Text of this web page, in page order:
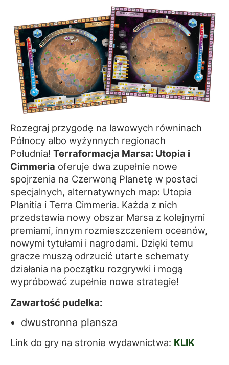
Rozegraj przygodę na lawowych równinach
Północy albo wyżynnych regionach
Południa! Terraformacja Marsa: Utopia i
Cimmeria oferuje dwa zupełnie nowe
spojrzenia na Czerwoną Planetę w postaci
specjalnych, alternatywnych map: Utopia
Planitia i Terra Cimmeria. Każda z nich
przedstawia nowy obszar Marsa z kolejnymi
premiami, innym rozmieszczeniem oceanów,
nowymi tytułami i nagrodami. Dzięki temu
gracze muszą odrzucić utarte schematy
działania na początku rozgrywki i mogą
wypróbować zupełnie nowe strategie!
Zawartość pudełka:
dwustronna plansza
Link do gry na stronie wydawnictwa: KLIK